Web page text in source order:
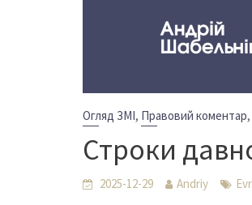
Огляд ЗМІ, Правовий коментар,
Строки
2025-12-29 Andriy